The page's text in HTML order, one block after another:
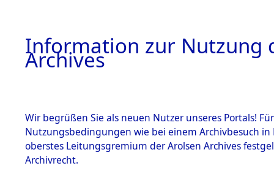
Information zur Nutzung
Archives
Wir begrüßen Sie als neuen Nutzer unseres Portals!
Nutzungsbedingungen wie bei einem Archivbesuch
oberstes Leitungsgremium der Arolsen Archives
Archivrecht.